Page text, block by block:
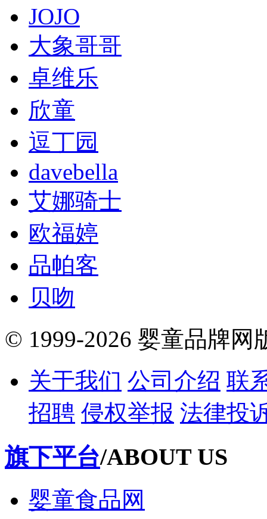
JOJO
大象哥哥
卓维乐
欣童
逗丁园
davebella
艾娜骑士
欧福婷
品帕客
贝吻
© 1999-2026 婴童品牌网
关于我们 公司介绍 联
招聘 侵权举报 法律投
旗下平台/ABOUT US
婴童食品网